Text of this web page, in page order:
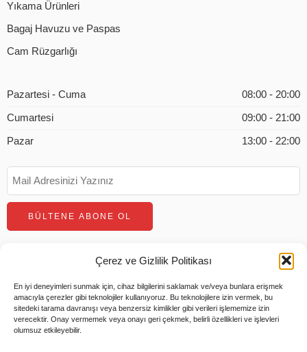
Çerez ve Gizlilik Politikası
En iyi deneyimleri sunmak için, cihaz bilgilerini saklamak ve/veya bunlara erişmek
amacıyla çerezler gibi teknolojiler kullanıyoruz. Bu teknolojilere izin vermek, bu
sitedeki tarama davranışı veya benzersiz kimlikler gibi verileri işlememize izin
verecektir. Onay vermemek veya onayı geri çekmek, belirli özellikleri ve işlevleri
olumsuz etkileyebilir.
Yıkama Ürünleri
Bagaj Havuzu ve Paspas
Cam Rüzgarlığı
Pazartesi - Cuma 08:00 - 20:00
Cumartesi 09:00 - 21:00
Pazar 13:00 - 22:00